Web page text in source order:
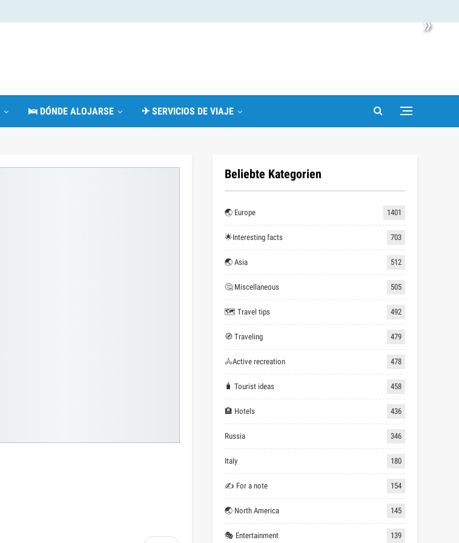
»
🛌 DÓNDE ALOJARSE ✈ SERVICIOS DE VIAJE
Beliebte Kategorien
🌏 Europe 1401
🌟Interesting facts 703
🌏 Asia 512
🤔 Miscellaneous 505
🗺 Travel tips 492
🧭 Traveling 479
🚴Active recreation 478
🧳 Tourist ideas 458
🏨 Hotels 436
Russia 346
Italy 180
✍ For a note 154
🌏 North America 145
🎭 Entertainment 139